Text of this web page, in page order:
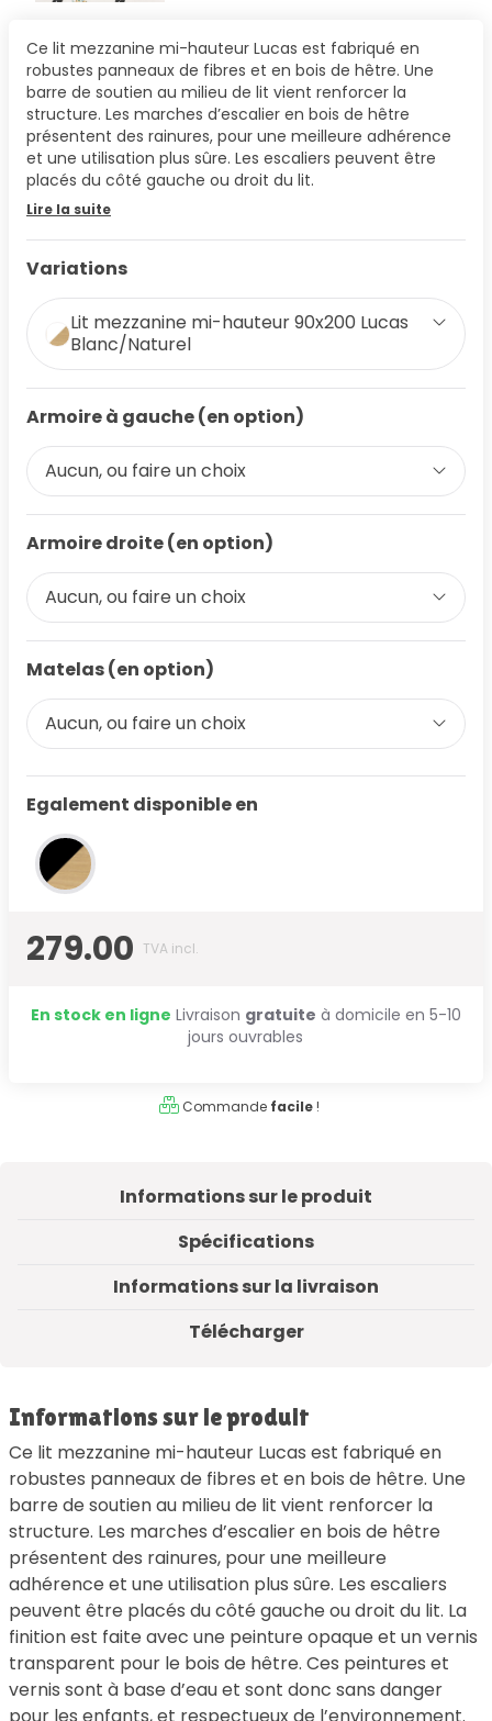
Ce lit mezzanine mi-hauteur Lucas est fabriqué en
robustes panneaux de fibres et en bois de hêtre. Une
barre de soutien au milieu de lit vient renforcer la
structure. Les marches d’escalier en bois de hêtre
présentent des rainures, pour une meilleure adhérence
et une utilisation plus sûre. Les escaliers peuvent être
placés du côté gauche ou droit du lit.
Lire la suite
Variations
Lit mezzanine mi-hauteur 90x200 Lucas
Blanc/Naturel
Armoire à gauche (en option)
Aucun, ou faire un choix
Armoire droite (en option)
Aucun, ou faire un choix
Matelas (en option)
Aucun, ou faire un choix
Egalement disponible en
279.00 TVA incl.
En stock en ligne Livraison gratuite à domicile en 5-10
jours ouvrables
Commande facile!
Informations sur le produit
Spécifications
Informations sur la livraison
Télécharger
Informations sur le produit
Ce lit mezzanine mi-hauteur Lucas est fabriqué en
robustes panneaux de fibres et en bois de hêtre. Une
barre de soutien au milieu de lit vient renforcer la
structure. Les marches d’escalier en bois de hêtre
présentent des rainures, pour une meilleure
adhérence et une utilisation plus sûre. Les escaliers
peuvent être placés du côté gauche ou droit du lit. La
finition est faite avec une peinture opaque et un vernis
transparent pour le bois de hêtre. Ces peintures et
vernis sont à base d’eau et sont donc sans danger